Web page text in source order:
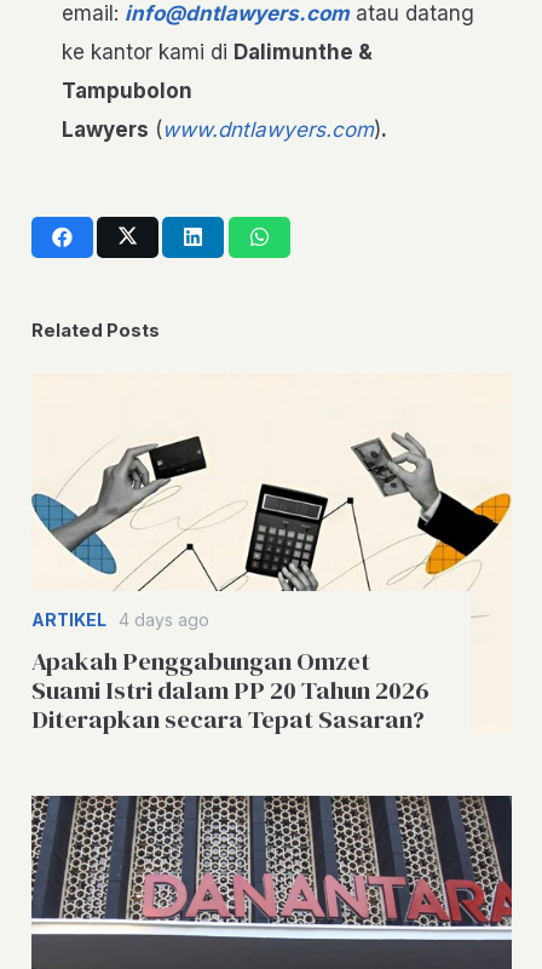
email: info@dntlawyers.com atau datang
ke kantor kami di Dalimunthe &
Tampubolon
Lawyers ( www.dntlawyers.com).
Related Posts
ARTIKEL 4 days ago
Apakah Penggabungan Omzet
Suami Istri dalam PP 20 Tahun 2026
Diterapkan secara Tepat Sasaran?